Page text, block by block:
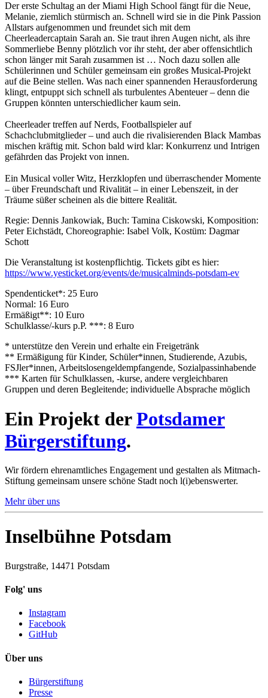
Der erste Schultag an der Miami High School fängt für die Neue,
Melanie, ziemlich stürmisch an. Schnell wird sie in die Pink Passion
Allstars aufgenommen und freundet sich mit dem
Cheerleadercaptain Sarah an. Sie traut ihren Augen nicht, als ihre
Sommerliebe Benny plötzlich vor ihr steht, der aber offensichtlich
schon länger mit Sarah zusammen ist … Noch dazu sollen alle
Schülerinnen und Schüler gemeinsam ein großes Musical-Projekt
auf die Beine stellen. Was nach einer spannenden Herausforderung
klingt, entpuppt sich schnell als turbulentes Abenteuer – denn die
Gruppen könnten unterschiedlicher kaum sein.
Cheerleader treffen auf Nerds, Footballspieler auf
Schachclubmitglieder – und auch die rivalisierenden Black Mambas
mischen kräftig mit. Schon bald wird klar: Konkurrenz und Intrigen
gefährden das Projekt von innen.
Ein Musical voller Witz, Herzklopfen und überraschender Momente
– über Freundschaft und Rivalität – in einer Lebenszeit, in der
Träume süßer scheinen als die bittere Realität.
Regie: Dennis Jankowiak, Buch: Tamina Ciskowski, Komposition:
Peter Eichstädt, Choreographie: Isabel Volk, Kostüm: Dagmar
Schott
Die Veranstaltung ist kostenpflichtig. Tickets gibt es hier:
https://www.yesticket.org/events/de/musicalminds-potsdam-ev
Spendenticket*: 25 Euro
Normal: 16 Euro
Ermäßigt**: 10 Euro
Schulklasse/-kurs p.P. ***: 8 Euro
* unterstütze den Verein und erhalte ein Freigetränk
** Ermäßigung für Kinder, Schüler*innen, Studierende, Azubis,
FSJler*innen, Arbeitslosengeldempfangende, Sozialpassinhabende
*** Karten für Schulklassen, -kurse, andere vergleichbaren
Gruppen und deren Begleitende; individuelle Absprache möglich
Ein Projekt der Potsdamer
Bürgerstiftung.
Wir fördern ehrenamtliches Engagement und gestalten als Mitmach-
Stiftung gemeinsam unsere schöne Stadt noch l(i)ebenswerter.
Mehr über uns
Inselbühne Potsdam
Burgstraße, 14471 Potsdam
Folg' uns
Instagram
Facebook
GitHub
Über uns
Bürgerstiftung
Presse